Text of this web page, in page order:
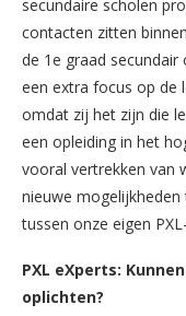
secundaire scholen
contacten zitten
de 1e graad
een extra focus op de
omdat zij het zijn die
een opleiding in het
vooral vertrekken van
nieuwe
tussen onze eigen
PXL eXperts:
oplichten?